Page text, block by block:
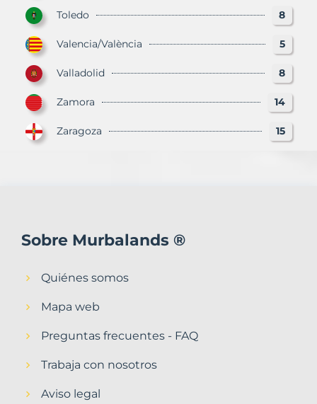
Toledo 8
Valencia/València 5
Valladolid 8
Zamora 14
Zaragoza 15
Sobre Murbalands ®
Quiénes somos
Mapa web
Preguntas frecuentes - FAQ
Trabaja con nosotros
Aviso legal